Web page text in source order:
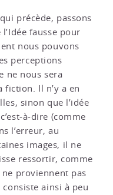
précède, passons
fausse pour
nous pouvons
perceptions
ne nous sera
Il n’y a en
sinon que l’idée
à-dire (comme
l’erreur, au
images, il ne
ressortir, comme
proviennent pas
consiste ainsi à peu